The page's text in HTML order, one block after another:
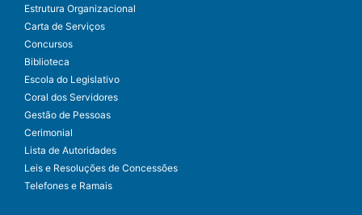
Estrutura Organizacional
Carta de Serviços
Concursos
Biblioteca
Escola do Legislativo
Coral dos Servidores
Gestão de Pessoas
Cerimonial
Lista de Autoridades
Leis e Resoluções de Concessões
Telefones e Ramais